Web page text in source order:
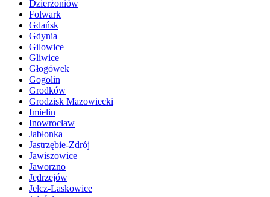
Dzierżoniów
Folwark
Gdańsk
Gdynia
Gilowice
Gliwice
Głogówek
Gogolin
Grodków
Grodzisk Mazowiecki
Imielin
Inowrocław
Jabłonka
Jastrzębie-Zdrój
Jawiszowice
Jaworzno
Jędrzejów
Jelcz-Laskowice